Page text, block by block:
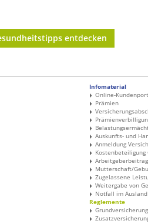
entdecken
Infomaterial
Online-
Prämien
Auskunfts- und
Anmeldung
Kostenbeteiligung
Arbeitgeberbeitrag
Mutterschaft/
Zugelassene
Weitergabe von
Notfall im Ausland
Reglemente
Grundversicherung